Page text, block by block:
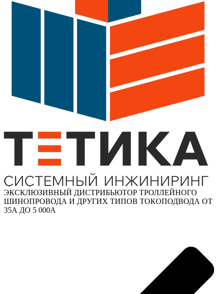
ЭКСКЛЮЗИВНЫЙ ДИСТРИБЬЮТОР ТРОЛЛЕЙНОГО
ШИНОПРОВОДА И ДРУГИХ ТИПОВ ТОКОПОДВОДА ОТ
35А ДО 5 000А